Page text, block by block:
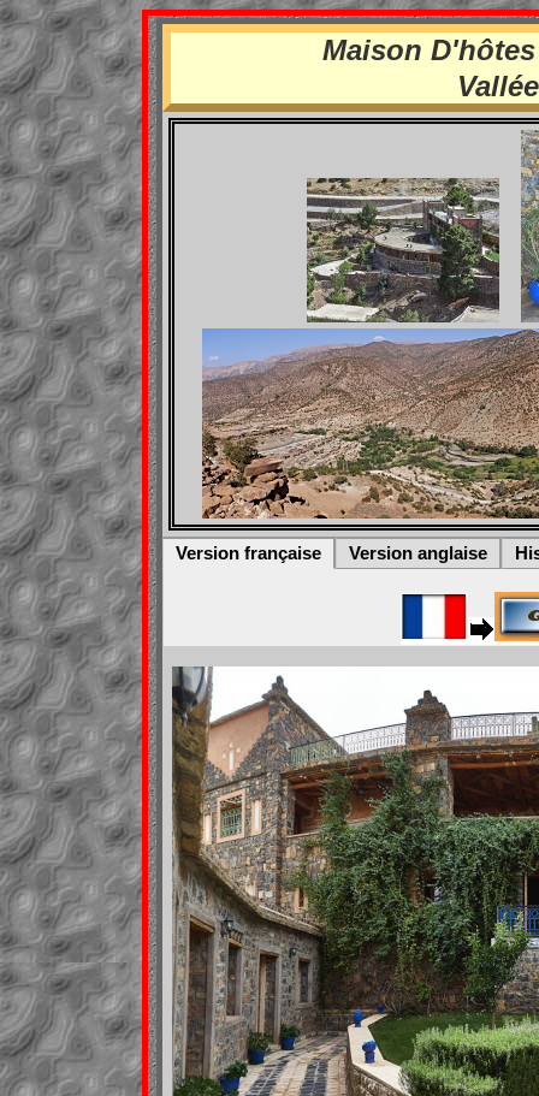
Maison
Version française Version anglaise